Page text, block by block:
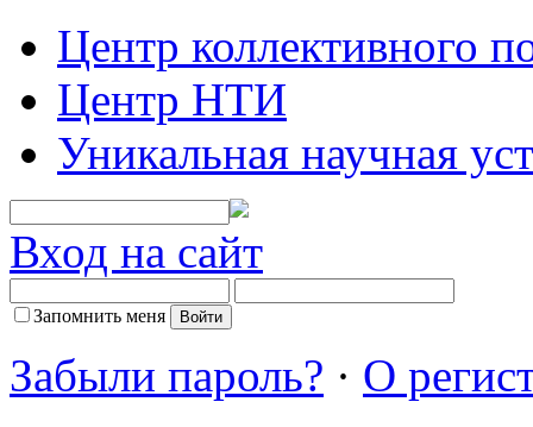
Центр коллективного
Центр НТИ
Уникальная научная
Вход на сайт
Запомнить меня
Забыли пароль? · О